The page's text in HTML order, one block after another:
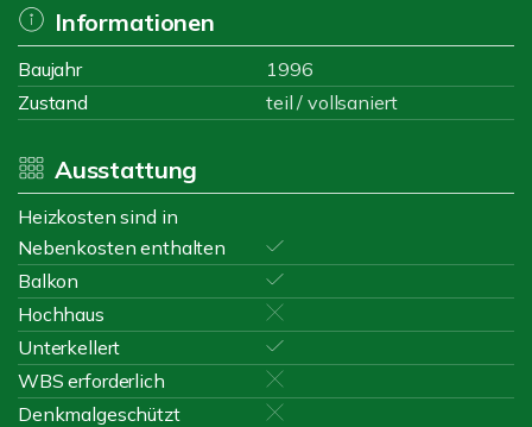
Informationen
Baujahr
1996
Zustand
teil / vollsaniert
Ausstattung
Heizkosten sind in
Nebenkosten enthalten
Balkon
Hochhaus
Unterkellert
WBS erforderlich
Denkmalgeschützt